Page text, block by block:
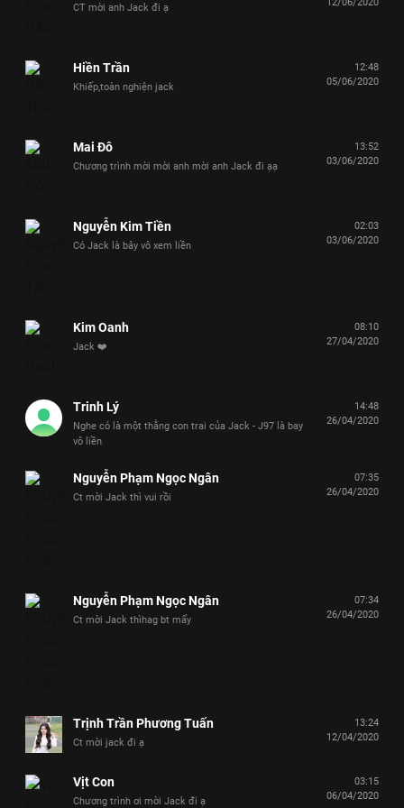
CT mời anh Jack đi ạ
Hiền Trần
Khiếp,toàn nghiện jack
12:48
05/06/2020
Mai Đô
Chương trình mời mời anh mời anh Jack đi ạạ
13:52
03/06/2020
Nguyễn Kim Tiền
Có Jack là bây vô xem liền
02:03
03/06/2020
Kim Oanh
Jack ❤️
08:10
27/04/2020
Trinh Lý
Nghe có là một thằng con trai của Jack - J97 là bay
vô liền
14:48
26/04/2020
Nguyễn Phạm Ngọc Ngân
Ct mời Jack thì vui rồi
07:35
26/04/2020
Nguyễn Phạm Ngọc Ngân
Ct mời Jack thìhag bt mấy
07:34
26/04/2020
Trịnh Trần Phương Tuấn
Ct mời jack đi ạ
13:24
12/04/2020
Vịt Con
Chương trình ơi mời Jack đi ạ
03:15
06/04/2020